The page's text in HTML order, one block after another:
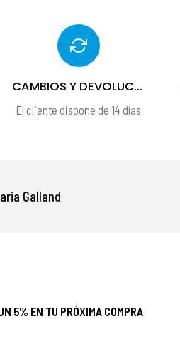
CAMBIOS Y DEVOLUCIONES
El cliente dispone de 14 días
Galland
5% EN TU PRÓXIMA COMPRA